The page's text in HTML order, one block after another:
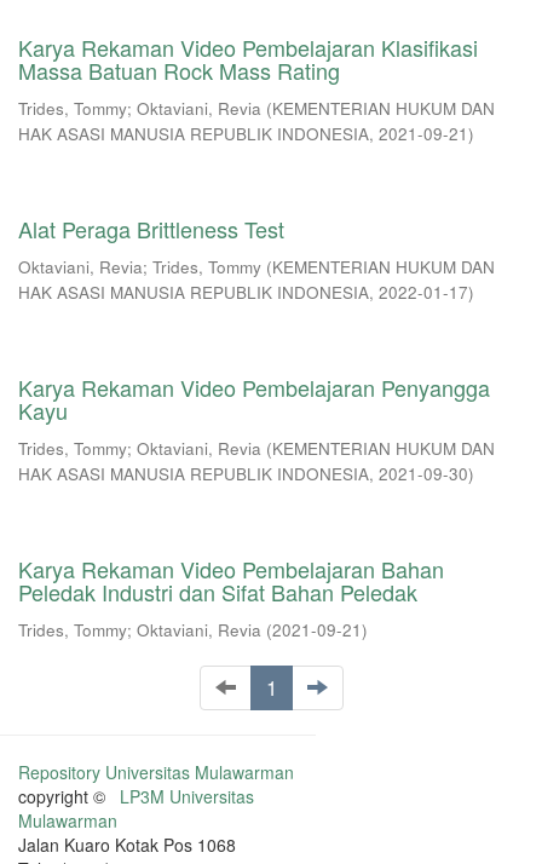
Karya Rekaman Video Pembelajaran Klasifikasi
Massa Batuan Rock Mass Rating
Trides, Tommy; Oktaviani, Revia (KEMENTERIAN HUKUM DAN
HAK ASASI MANUSIA REPUBLIK INDONESIA, 2021-09-21)
Alat Peraga Brittleness Test
Oktaviani, Revia; Trides, Tommy (KEMENTERIAN HUKUM DAN
HAK ASASI MANUSIA REPUBLIK INDONESIA, 2022-01-17)
Karya Rekaman Video Pembelajaran Penyangga
Kayu
Trides, Tommy; Oktaviani, Revia (KEMENTERIAN HUKUM DAN
HAK ASASI MANUSIA REPUBLIK INDONESIA, 2021-09-30)
Karya Rekaman Video Pembelajaran Bahan
Peledak Industri dan Sifat Bahan Peledak
Trides, Tommy; Oktaviani, Revia (2021-09-21)
1
Repository Universitas Mulawarman
copyright © LP3M Universitas
Mulawarman
Jalan Kuaro Kotak Pos 1068